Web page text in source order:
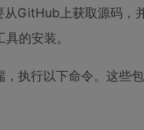
GitHub上获取源码，
的安装。
，执行以下命令。这些